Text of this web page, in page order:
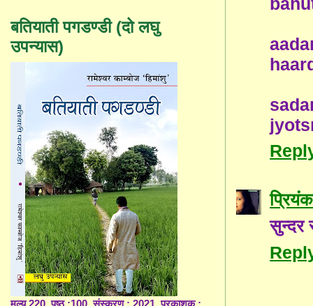
सुन्दर
बतियाती पगडण्डी (दो लघु
उपन्यास)